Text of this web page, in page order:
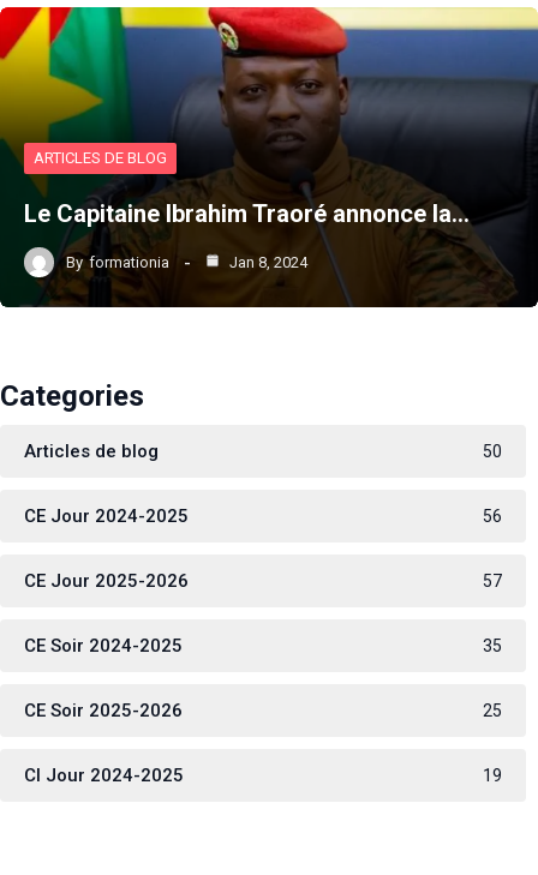
ARTICLES DE BLOG
Le Capitaine Ibrahim Traoré annonce la…
By formationia Jan 8, 2024
Categories
Articles de blog 50
CE Jour 2024-2025 56
CE Jour 2025-2026 57
CE Soir 2024-2025 35
CE Soir 2025-2026 25
CI Jour 2024-2025 19